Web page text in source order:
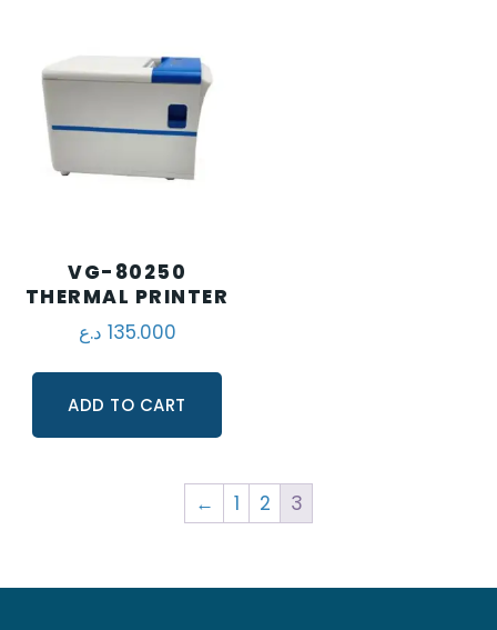
VG-80250
THERMAL PRINTER
135.000 د.ع
ADD TO CART
← 1 2 3